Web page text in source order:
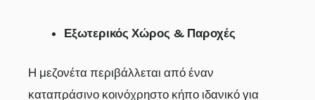
Εξωτερικός Χώρος & Παροχές
Η μεζονέτα περιβάλλεται από έναν
καταπράσινο κοινόχρηστο κήπο ιδανικό για